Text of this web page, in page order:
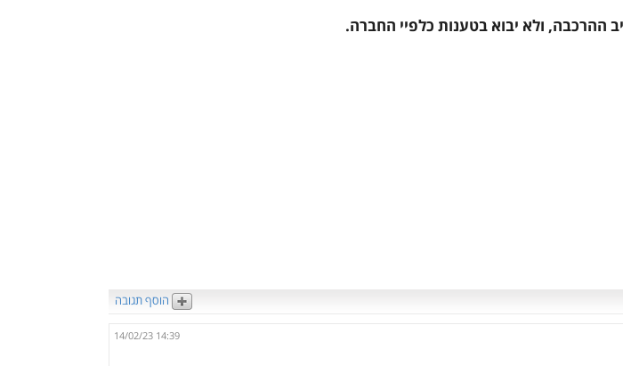
ההרכבה, ולא יבוא בטענות כלפיי החברה.
הוסף תגובה
14/02/23 14:39